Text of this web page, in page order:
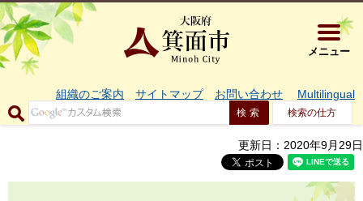
大阪府箕
メニュー
組織のご案内 サイトマップ お問い合わせ Multilingual
検索の仕方
更新日：2020年9月29日